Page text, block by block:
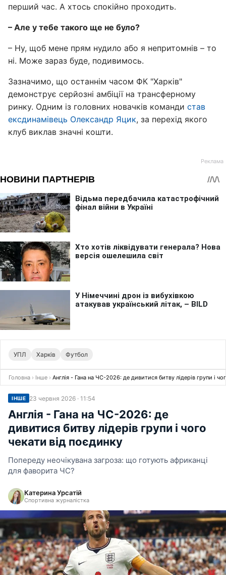
перший час. А хтось спокійно проходить.
– Але у тебе такого ще не було?
– Ну, щоб мене прям нудило або я непритомнів – то
ні. Може зараз буде, подивимось.
Зазначимо, що останнім часом ФК "Харків"
демонструє серйозні амбіції на трансферному
ринку. Одним із головних новачків команди став
ексдинамівець Олександр Яцик, за перехід якого
клуб виклав значні кошти.
УПЛ Харків Футбол
Головна › Інше › Англія - Гана на ЧС-2026: де дивитися битву лідерів групи і
ІНШЕ 23 червня 2026 · 11:54
Англія - Гана на ЧС-2026: де
дивитися битву лідерів групи і чого
чекати від поєдинку
Попереду неочікувана загроза: що готують африканці
для фаворита ЧС?
Катерина Урсатій
Спортивна журналістка